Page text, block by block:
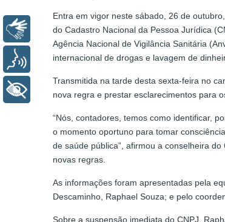
Entra em vigor neste sábado, 26 de
do Cadastro Nacional da Pessoa Jurídica
Agência Nacional de Vigilância Sanitária
internacional de drogas e lavagem de
Transmitida na tarde desta sexta-feira no
nova regra e prestar esclarecimentos para
“Nós, contadores, temos como identificar,
o momento oportuno para tomar
de saúde pública”, afirmou a conselheira
novas regras.
As informações foram apresentadas pela
Descaminho, Raphael Souza; e pelo
Sobre a suspensão imediata do CNPJ.
Libras
Voz